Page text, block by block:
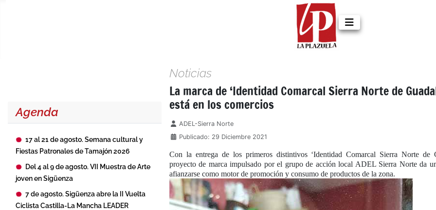
Agenda
17 al 21 de agosto. Semana cultural y
Fiestas Patronales de Tamajón 2026
Del 4 al 9 de agosto. VII Muestra de Arte
joven en Sigüenza
7 de agosto. Sigüenza abre la II Vuelta
Ciclista Castilla-La Mancha LEADER
Noticias
La marca de ‘Identidad Comarcal Sierra Norte de
está en los comercios
Detalles
ADEL-Sierra Norte
Publicado: 29 Diciembre 2021
Con la entrega de los primeros distintivos ‘Identidad Comarcal Sierra Norte de
proyecto de marca impulsado por el grupo de acción local ADEL Sierra Norte da
afianzarse como motor de promoción y consumo de productos de la zona.